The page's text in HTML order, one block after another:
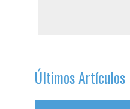
Últimos Artículos